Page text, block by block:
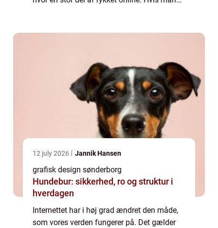
12 july 2026 Jannik Hansen
grafisk design sønderborg
Hundebur: sikkerhed, ro og struktur i
hverdagen
Internettet har i høj grad ændret den måde,
som vores verden fungerer på. Det gælder